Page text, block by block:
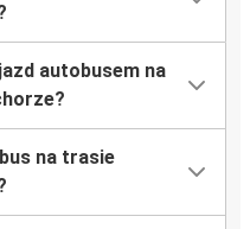
autobusem na
na trasie